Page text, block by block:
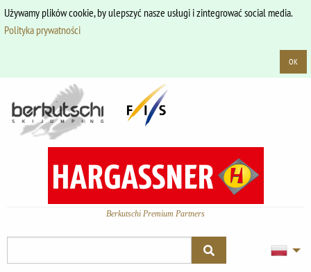
Używamy plików cookie, by ulepszyć nasze usługi i zintegrować social media.
Polityka prywatności
OK
Berkutschi Premium Partners